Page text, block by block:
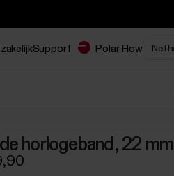
Support Polar Flow
horlogeband, 22 mm